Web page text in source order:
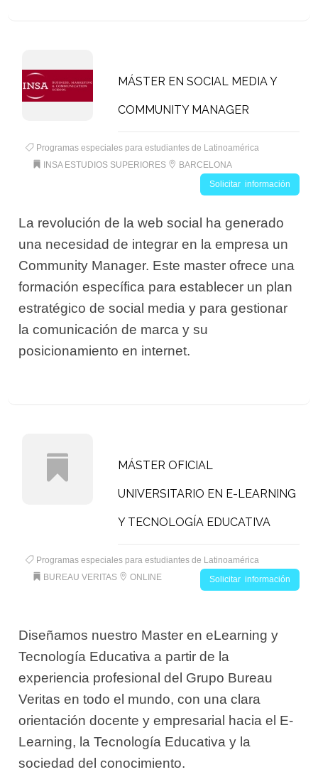
MÁSTER EN SOCIAL MEDIA Y
COMMUNITY MANAGER
Programas especiales para estudiantes de Latinoamérica
INSA ESTUDIOS SUPERIORES
BARCELONA
Solicitar información
La revolución de la web social ha generado
una necesidad de integrar en la empresa un
Community Manager. Este master ofrece una
formación específica para establecer un plan
estratégico de social media y para gestionar
la comunicación de marca y su
posicionamiento en internet.
MÁSTER OFICIAL
UNIVERSITARIO EN E-LEARNING
Y TECNOLOGÍA EDUCATIVA
Programas especiales para estudiantes de Latinoamérica
BUREAU VERITAS
ONLINE Solicitar información
Diseñamos nuestro Master en eLearning y
Tecnología Educativa a partir de la
experiencia profesional del Grupo Bureau
Veritas en todo el mundo, con una clara
orientación docente y empresarial hacia el E-
Learning, la Tecnología Educativa y la
sociedad del conocimiento.